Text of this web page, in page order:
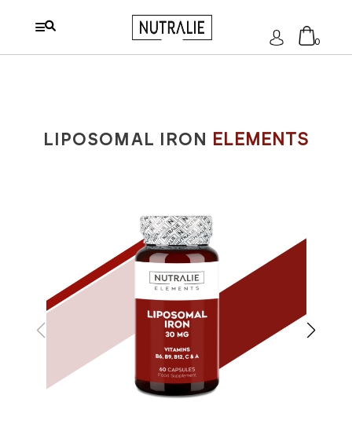
S'identifier 0
LIPOSOMAL IRON ELEMENTS